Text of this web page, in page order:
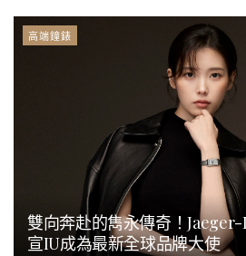
高端鐘錶
雙向奔赴的雋永傳奇！
宣IU成為最新全球品牌大使